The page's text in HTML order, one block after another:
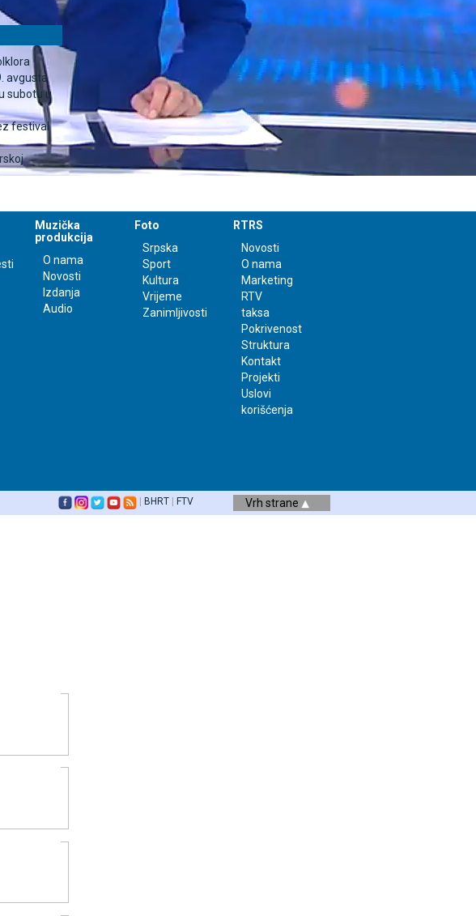
avgusta
subotu u
festival
Muzička
produkcija
O nama
Novosti
Izdanja
Audio
Foto
Srpska
Sport
Kultura
Vrijeme
Zanimljivosti
RTRS
Novosti
O nama
Marketing
RTV
taksa
Pokrivenost
Struktura
Kontakt
Projekti
Uslovi
korišćenja
BHRT FTV Vrh strane